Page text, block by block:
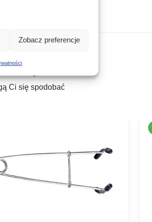
Zobacz preferencje
Ci się spodobać